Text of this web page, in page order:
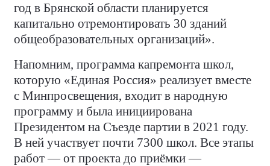
год в Брянской области планируется
капитально отремонтировать 30 зданий
общеобразовательных организаций».
Напомним, программа капремонта школ,
которую «Единая Россия» реализует вместе
с Минпросвещения, входит в народную
программу и была инициирована
Президентом на Съезде партии в 2021 году.
В ней участвует почти 7300 школ. Все этапы
работ — от проекта до приёмки —